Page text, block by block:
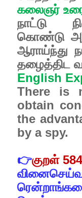
கலைஞர்
நாட்டு
கொண்டு
ஆராய்ந்து
தழைத்திட
English
There is
obtain
the
by a spy.
👉குறள்